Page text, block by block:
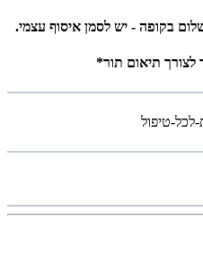
בקופה - יש לסמן איסוף עצמי.
לצורך תיאום תור*
טיפול